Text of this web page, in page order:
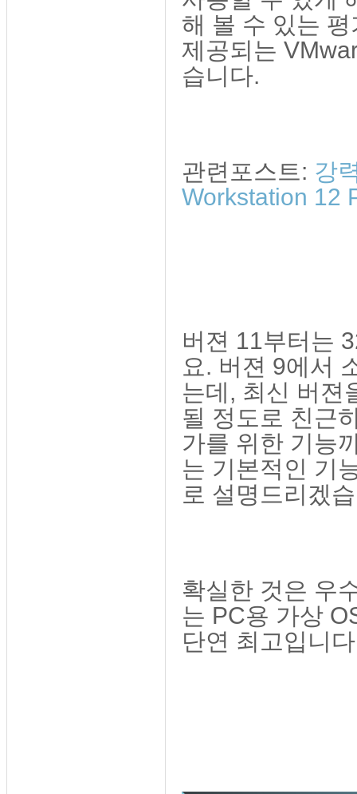
해 볼 수 있는
제공되는 VM
습니다.
관련포스트: 강
Workstation 12
버젼 11부터는
요. 버젼 9에서
는데, 최신 버젼
될 정도로 친근
가를 위한 기능
는 기본적인 기
로 설명드리겠
확실한 것은 우
는 PC용 가상
단연 최고입니